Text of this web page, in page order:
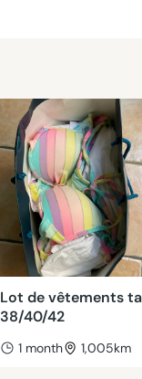
Lot de vêtements
38/40/42
1 month 1,005km